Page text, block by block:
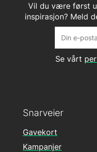
Vil du være først
inspirasjon? Meld
Se vårt
Snarveier
Gavekort
Kampanjer